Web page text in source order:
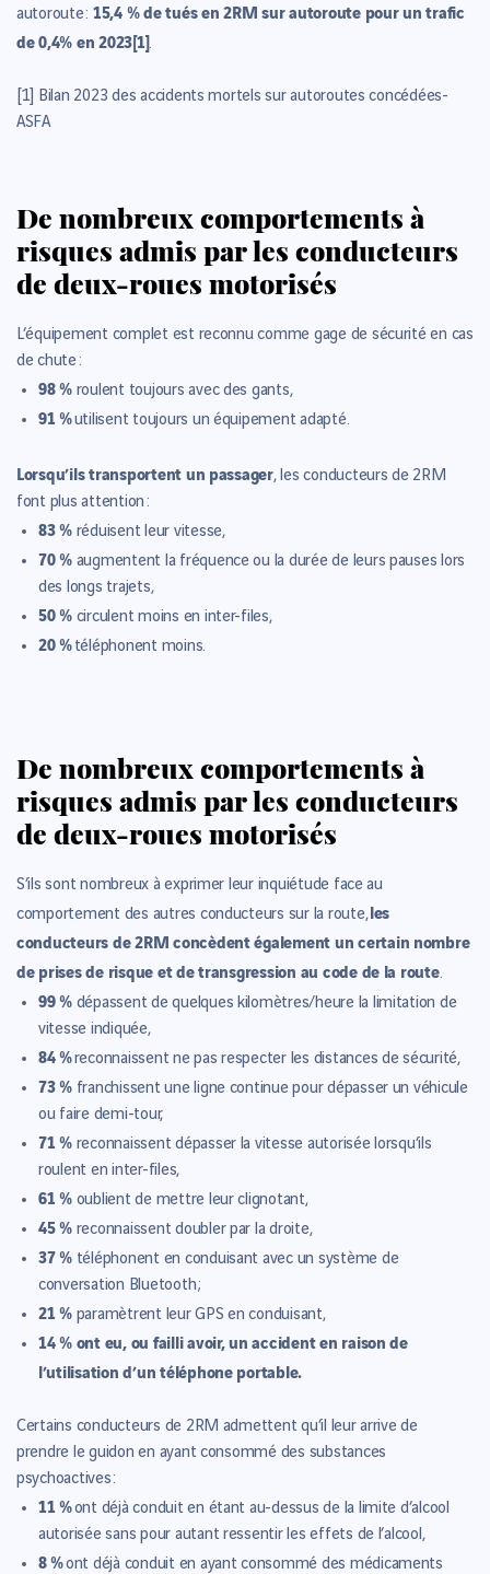
autoroute : 15,4 % de tués en 2RM sur autoroute pour un trafic
de 0,4% en 2023[1].
[1]
Bilan 2023 des accidents mortels sur autoroutes concédées-
ASFA
De nombreux comportements à
risques admis par les conducteurs
de deux-roues motorisés
L’équipement complet est reconnu comme gage de sécurité en cas
de chute :
98 %roulent toujours avec des gants,
91 %utilisent toujours un équipement adapté.
Lorsqu’ils transportent un passager, les conducteurs de 2RM
font plus attention :
83 %réduisent leur vitesse,
70 %augmentent la fréquence ou la durée de leurs pauses lors
des longs trajets,
50 %circulent moins en inter-files,
20 %téléphonent moins.
De nombreux comportements à
risques admis par les conducteurs
de deux-roues motorisés
S’ils sont nombreux à exprimer leur inquiétude face au
comportement des autres conducteurs sur la route,les
conducteurs de 2RM concèdent également un certain nombre
de prises de risque et de transgression au code de la route.
99 %dépassent de quelques kilomètres/heure la limitation de
vitesse indiquée,
84 %reconnaissent ne pas respecter les distances de sécurité,
73 %franchissent une ligne continue pour dépasser un véhicule
ou faire demi-tour,
71 %reconnaissent dépasser la vitesse autorisée lorsqu’ils
roulent en inter-files,
61 %oublient de mettre leur clignotant,
45 %reconnaissent doubler par la droite,
37 %téléphonent en conduisant avec un système de
conversation Bluetooth ;
21 %paramètrent leur GPS en conduisant,
14 % ont eu, ou failli avoir, un accident en raison de
l’utilisation d’un téléphone portable.
Certains conducteurs de 2RM admettent qu’il leur arrive de
prendre le guidon en ayant consommé des substances
psychoactives :
11 %ont déjà conduit en étant au-dessus de la limite d’alcool
autorisée sans pour autant ressentir les effets de l’alcool,
8 %ont déjà conduit en ayant consommé des médicaments